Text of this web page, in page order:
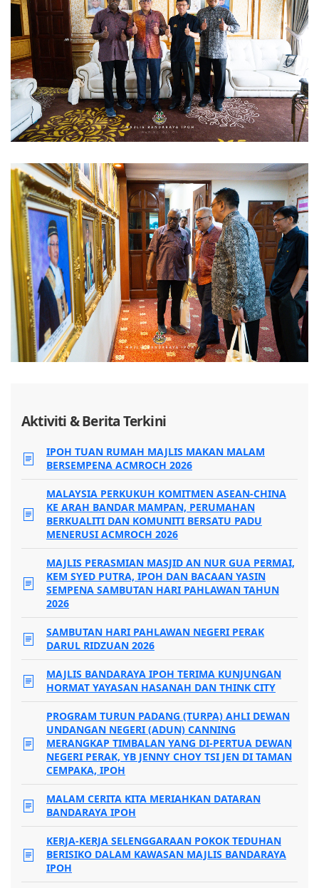
Aktiviti & Berita Terkini
IPOH TUAN RUMAH MAJLIS MAKAN MALAM
BERSEMPENA ACMROCH 2026
MALAYSIA PERKUKUH KOMITMEN ASEAN-CHINA
KE ARAH BANDAR MAMPAN, PERUMAHAN
BERKUALITI DAN KOMUNITI BERSATU PADU
MENERUSI ACMROCH 2026
MAJLIS PERASMIAN MASJID AN NUR GUA PERMAI,
KEM SYED PUTRA, IPOH DAN BACAAN YASIN
SEMPENA SAMBUTAN HARI PAHLAWAN TAHUN
2026
SAMBUTAN HARI PAHLAWAN NEGERI PERAK
DARUL RIDZUAN 2026
MAJLIS BANDARAYA IPOH TERIMA KUNJUNGAN
HORMAT YAYASAN HASANAH DAN THINK CITY
PROGRAM TURUN PADANG (TURPA) AHLI DEWAN
UNDANGAN NEGERI (ADUN) CANNING
MERANGKAP TIMBALAN YANG DI-PERTUA DEWAN
NEGERI PERAK, YB JENNY CHOY TSI JEN DI TAMAN
CEMPAKA, IPOH
MALAM CERITA KITA MERIAHKAN DATARAN
BANDARAYA IPOH
KERJA-KERJA SELENGGARAAN POKOK TEDUHAN
BERISIKO DALAM KAWASAN MAJLIS BANDARAYA
IPOH